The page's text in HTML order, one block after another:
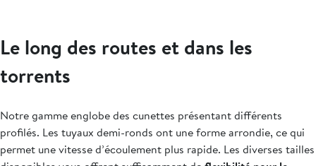
Le long des routes et dans les
torrents
Notre gamme englobe des cunettes présentant différents
profilés. Les tuyaux demi-ronds ont une forme arrondie, ce qui
permet une vitesse d’écoulement plus rapide. Les diverses tailles